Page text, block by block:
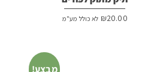
₪20.00 לא כולל מע"מ